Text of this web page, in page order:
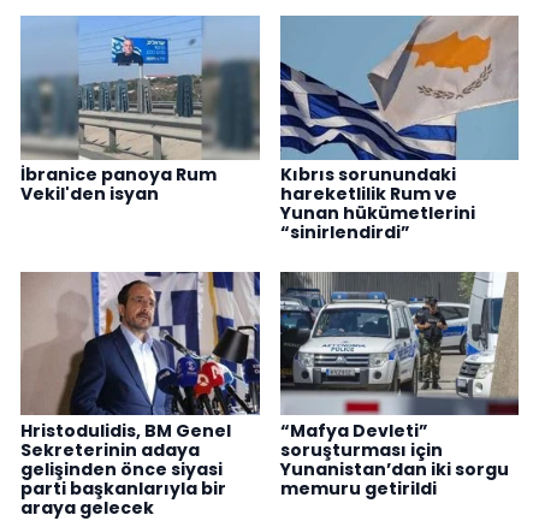
İbranice panoya Rum
Vekil'den isyan
Kıbrıs sorunundaki
hareketlilik Rum ve
Yunan hükümetlerini
“sinirlendirdi”
Hristodulidis, BM Genel
Sekreterinin adaya
gelişinden önce siyasi
parti başkanlarıyla bir
araya gelecek
“Mafya Devleti”
soruşturması için
Yunanistan’dan iki sorgu
memuru getirildi